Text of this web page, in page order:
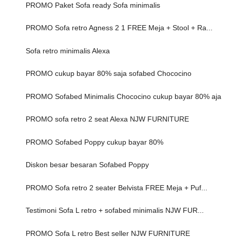
PROMO Paket Sofa ready Sofa minimalis
PROMO Sofa retro Agness 2 1 FREE Meja + Stool + Ra...
Sofa retro minimalis Alexa
PROMO cukup bayar 80% saja sofabed Chococino
PROMO Sofabed Minimalis Chococino cukup bayar 80% aja
PROMO sofa retro 2 seat Alexa NJW FURNITURE
PROMO Sofabed Poppy cukup bayar 80%
Diskon besar besaran Sofabed Poppy
PROMO Sofa retro 2 seater Belvista FREE Meja + Puf...
Testimoni Sofa L retro + sofabed minimalis NJW FUR...
PROMO Sofa L retro Best seller NJW FURNITURE